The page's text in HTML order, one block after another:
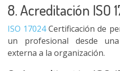
8. Acreditación ISO
ISO 17024Certificación de
un profesional desde
externa a la organización.